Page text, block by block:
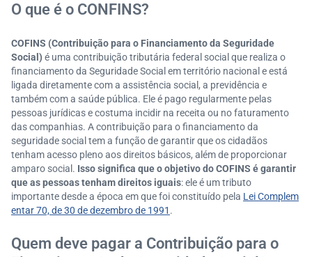
O que é o CONFINS?
COFINS (Contribuição para o Financiamento da Seguridade
Social) é uma contribuição tributária federal social que realiza o
financiamento da Seguridade Social em território nacional e está
ligada diretamente com a assistência social, a previdência e
também com a saúde pública. Ele é pago regularmente pelas
pessoas jurídicas e costuma incidir na receita ou no faturamento
das companhias. A contribuição para o financiamento da
seguridade social tem a função de garantir que os cidadãos
tenham acesso pleno aos direitos básicos, além de proporcionar
amparo social. Isso significa que o objetivo do COFINS é garantir
que as pessoas tenham direitos iguais: ele é um tributo
importante desde a época em que foi constituído pela Lei Complem
entar 70, de 30 de dezembro de 1991 .
Quem deve pagar a Contribuição para o